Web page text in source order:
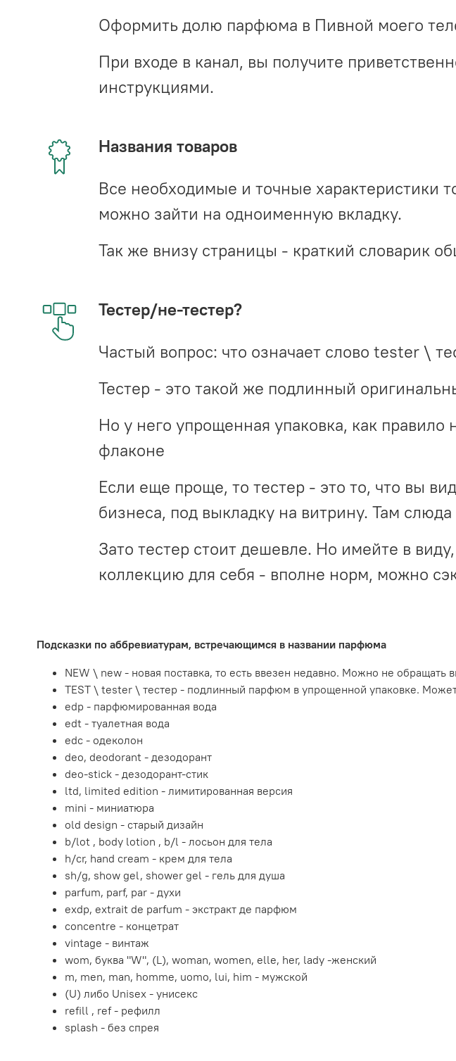
Оформить долю парфюма в Пивной моего
При входе в канал, вы получите
инструкциями.
Названия товаров
Все необходимые и точные характеристики
можно зайти на одноименную вкладку.
Так же внизу страницы - краткий словарик
Тестер/не-тестер?
Частый вопрос: что означает слово tester \
Тестер - это такой же подлинный
Но у него упрощенная упаковка, как
флаконе
Если еще проще, то тестер - это то, что вы
бизнеса, под выкладку на витрину. Там
Зато тестер стоит дешевле. Но имейте в
коллекцию для себя - вполне норм, можно
Подсказки по аббревиатурам, встречающимся в названии парфюма
NEW \ new - новая поставка, то есть ввезен недавно. Можно не обращать
TEST \ tester \ тестер - подлинный парфюм в упрощенной упаковке. Может
edp - парфюмированная вода
edt - туалетная вода
edc - одеколон
deo, deodorant - дезодорант
deo-stick - дезодорант-стик
ltd, limited edition - лимитированная версия
mini - миниатюра
old design - старый дизайн
b/lot , body lotion , b/l - лосьон для тела
h/cr, hand cream - крем для тела
sh/g, show gel, shower gel - гель для душа
parfum, parf, par - духи
exdp, extrait de parfum - экстракт де парфюм
concentre - концетрат
vintage - винтаж
wom, буква "W", (L), woman, women, elle, her, lady -женский
m, men, man, homme, uomo, lui, him - мужской
(U) либо Unisex - унисекс
refill , ref - рефилл
splash - без спрея